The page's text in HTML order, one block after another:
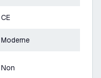
CE
Moderne
Non